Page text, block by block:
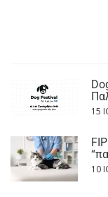
15
10